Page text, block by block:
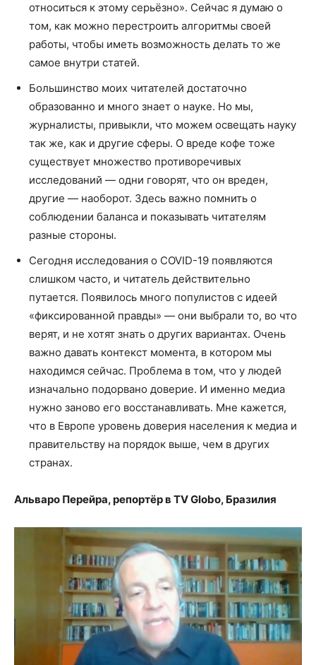
относиться к этому серьёзно». Сейчас я думаю о
том, как можно перестроить алгоритмы своей
работы, чтобы иметь возможность делать то же
самое внутри статей.
Большинство моих читателей достаточно
образованно и много знает о науке. Но мы,
журналисты, привыкли, что можем освещать науку
так же, как и другие сферы. О вреде кофе тоже
существует множество противоречивых
исследований — одни говорят, что он вреден,
другие — наоборот. Здесь важно помнить о
соблюдении баланса и показывать читателям
разные стороны.
Сегодня исследования о COVID-19 появляются
слишком часто, и читатель действительно
путается. Появилось много популистов с идеей
«фиксированной правды» — они выбрали то, во что
верят, и не хотят знать о других вариантах. Очень
важно давать контекст момента, в котором мы
находимся сейчас. Проблема в том, что у людей
изначально подорвано доверие. И именно медиа
нужно заново его восстанавливать. Мне кажется,
что в Европе уровень доверия населения к медиа и
правительству на порядок выше, чем в других
странах.
Альваро Перейра, репортёр в TV Globo, Бразилия